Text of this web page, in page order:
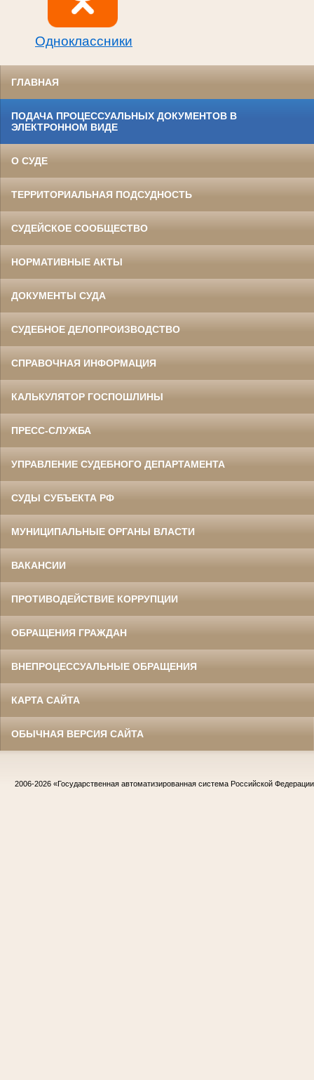
Одноклассники
ГЛАВНАЯ
ПОДАЧА ПРОЦЕССУАЛЬНЫХ ДОКУМЕНТОВ В
ЭЛЕКТРОННОМ ВИДЕ
О СУДЕ
ТЕРРИТОРИАЛЬНАЯ ПОДСУДНОСТЬ
СУДЕЙСКОЕ СООБЩЕСТВО
НОРМАТИВНЫЕ АКТЫ
ДОКУМЕНТЫ СУДА
СУДЕБНОЕ ДЕЛОПРОИЗВОДСТВО
СПРАВОЧНАЯ ИНФОРМАЦИЯ
КАЛЬКУЛЯТОР ГОСПОШЛИНЫ
ПРЕСС-СЛУЖБА
УПРАВЛЕНИЕ СУДЕБНОГО ДЕПАРТАМЕНТА
СУДЫ СУБЪЕКТА РФ
МУНИЦИПАЛЬНЫЕ ОРГАНЫ ВЛАСТИ
ВАКАНСИИ
ПРОТИВОДЕЙСТВИЕ КОРРУПЦИИ
ОБРАЩЕНИЯ ГРАЖДАН
ВНЕПРОЦЕССУАЛЬНЫЕ ОБРАЩЕНИЯ
КАРТА САЙТА
ОБЫЧНАЯ ВЕРСИЯ САЙТА
2006-2026 «Государственная автоматизированная система Российской